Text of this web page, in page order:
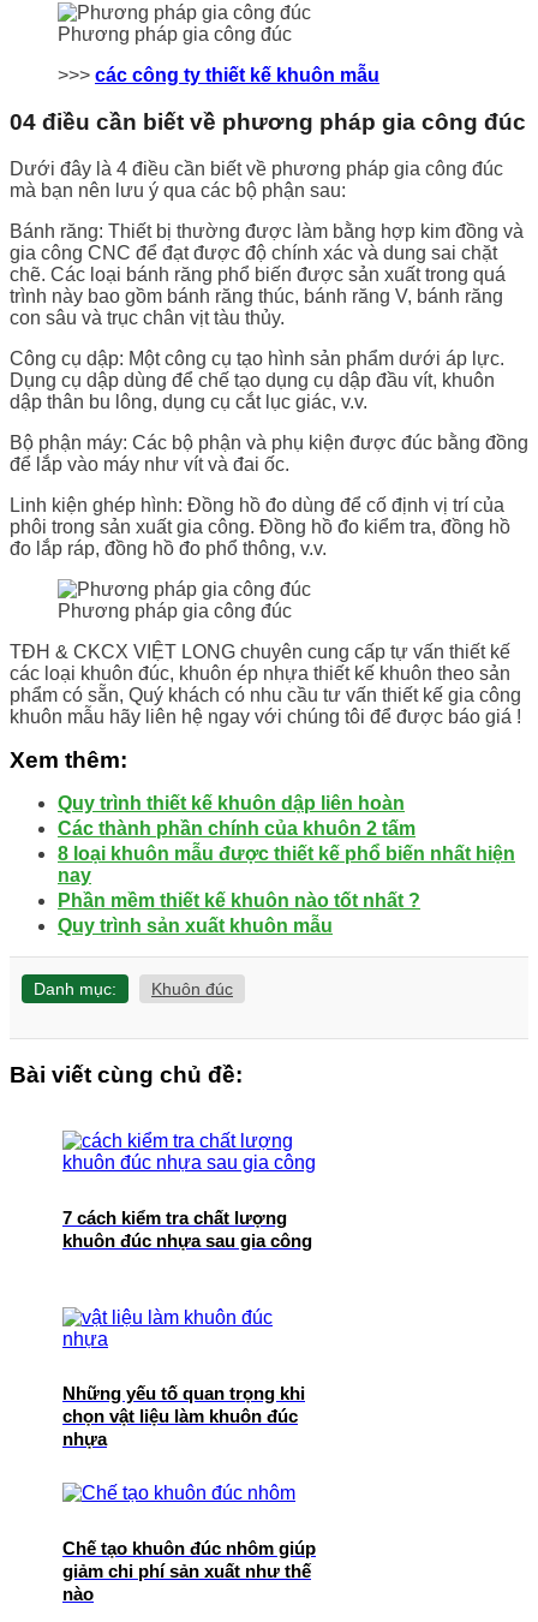
Phương pháp gia công đúc
>>> các công ty thiết kế khuôn mẫu
04 điều cần biết về phương pháp gia công đúc
Dưới đây là 4 điều cần biết về phương pháp gia công đúc
mà bạn nên lưu ý qua các bộ phận sau:
Bánh răng: Thiết bị thường được làm bằng hợp kim đồng và
gia công CNC để đạt được độ chính xác và dung sai chặt
chẽ. Các loại bánh răng phổ biến được sản xuất trong quá
trình này bao gồm bánh răng thúc, bánh răng V, bánh răng
con sâu và trục chân vịt tàu thủy.
Công cụ dập: Một công cụ tạo hình sản phẩm dưới áp lực.
Dụng cụ dập dùng để chế tạo dụng cụ dập đầu vít, khuôn
dập thân bu lông, dụng cụ cắt lục giác, v.v.
Bộ phận máy: Các bộ phận và phụ kiện được đúc bằng đồng
để lắp vào máy như vít và đai ốc.
Linh kiện ghép hình: Đồng hồ đo dùng để cố định vị trí của
phôi trong sản xuất gia công. Đồng hồ đo kiểm tra, đồng hồ
đo lắp ráp, đồng hồ đo phổ thông, v.v.
Phương pháp gia công đúc
TĐH & CKCX VIỆT LONG chuyên cung cấp tự vấn thiết kế
các loại khuôn đúc, khuôn ép nhựa thiết kế khuôn theo sản
phẩm có sẵn, Quý khách có nhu cầu tư vấn thiết kế gia công
khuôn mẫu hãy liên hệ ngay với chúng tôi để được báo giá !
Xem thêm:
Quy trình thiết kế khuôn dập liên hoàn
Các thành phần chính của khuôn 2 tấm
8 loại khuôn mẫu được thiết kế phổ biến nhất hiện
nay
Phần mềm thiết kế khuôn nào tốt nhất ?
Quy trình sản xuất khuôn mẫu
Danh mục: Khuôn đúc
Bài viết cùng chủ đề:
7 cách kiểm tra chất lượng
khuôn đúc nhựa sau gia công
Những yếu tố quan trọng khi
chọn vật liệu làm khuôn đúc
nhựa
Chế tạo khuôn đúc nhôm giúp
giảm chi phí sản xuất như thế
nào